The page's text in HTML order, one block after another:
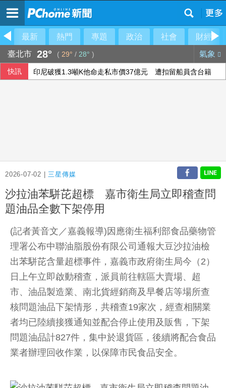
最新 熱門 專題 政治 社會
財經
臺北市 28° ( 29° / 28° ) 氣象
快訊 印尼破獲1.3噸K他命走私市價37億元 遭扣留船員含台籍
2026-07-02 |三星傳媒
沙拉油苯駢芘超標 嘉市衛生局立即稽查問
題油品全數下架停用
(記者黃音文／嘉義報導)因應衛生福利部食品藥物管
理署公布中聯油脂股份有限公司通報大豆沙拉油檢
出苯駢芘含量超標事件，嘉義市政府衛生局今（2）
日上午立即啟動稽查，派員前往轄區大賣場、超
市、油品製造業、南北貨經銷商及早餐店等場所查
核問題油品下架情形，共稽查19家次，經查相關業
者均已陸續接獲通知並配合停止使用及販售，下架
問題油品計827件，集中於退貨區，後續將配合食品
業者辦理回收作業，以保障市民食品安全。